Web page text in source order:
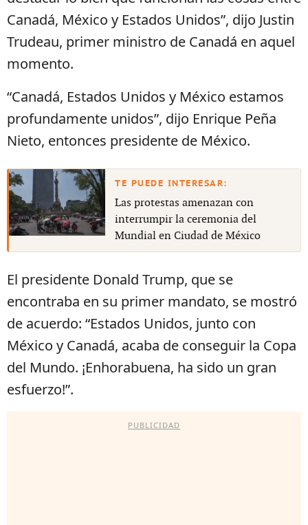
Canadá, México y Estados Unidos”, dijo Justin
Trudeau, primer ministro de Canadá en aquel
momento.
“Canadá, Estados Unidos y México estamos
profundamente unidos”, dijo Enrique Peña
Nieto, entonces presidente de México.
Las protestas amenazan con
interrumpir la ceremonia del
Mundial en Ciudad de México
El presidente Donald Trump, que se
encontraba en su primer mandato, se mostró
de acuerdo: “Estados Unidos, junto con
México y Canadá, acaba de conseguir la Copa
del Mundo. ¡Enhorabuena, ha sido un gran
esfuerzo!”.
PUBLICIDAD